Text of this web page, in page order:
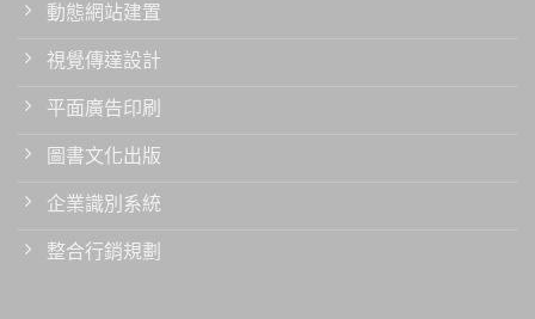
動態網站建置
視覺傳達設計
平面廣告印刷
圖書文化出版
企業識別系統
整合行銷規劃